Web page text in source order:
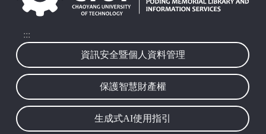
:::
資訊安全暨個人資料管理
保護智慧財產權
生成式AI使用指引